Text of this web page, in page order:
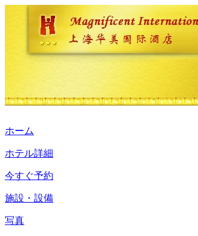
ホーム
ホテル詳細
今すぐ予約
施設・設備
写真